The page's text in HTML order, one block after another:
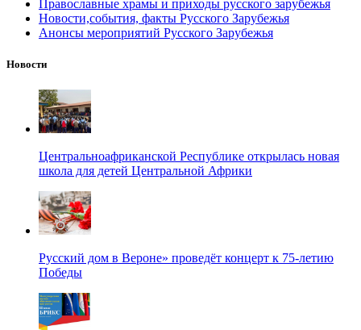
Православные храмы и приходы русского зарубежья
Новости,события, факты Русского Зарубежья
Анонсы мероприятий Русского Зарубежья
Новости
Центральноафриканской Республике открылась новая
школа для детей Центральной Африки
Русский дом в Вероне» проведёт концерт к 75-летию
Победы